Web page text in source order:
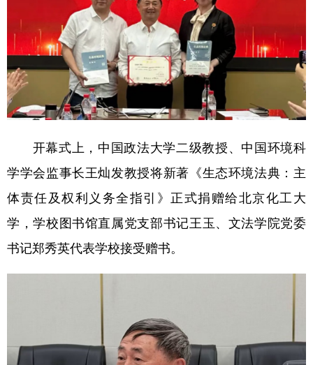
开幕式上，中国政法大学二级教授、中国环境科
学学会监事长王灿发教授将新著《生态环境法典：主
体责任及权利义务全指引》正式捐赠给北京化工大
学，学校图书馆直属党支部书记王玉、文法学院党委
书记郑秀英代表学校接受赠书。